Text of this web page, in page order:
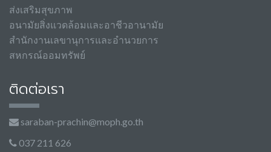
ส่งเสริมสุขภาพ
อนามัยสิ่งแวดล้อมและอาชีวอานามัย
สำนักงานเลขานุการและอำนวยการ
สหกรณ์ออมทรัพย์
ติดต่อเรา
saraban-prachin@moph.go.th
037 211 626